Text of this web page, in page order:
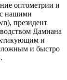
оптометрии и
с нашими
президент
Дамиана
и
и быстро